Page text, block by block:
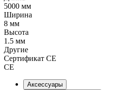
5000 мм
Ширина
8 мм
Высота
1.5 мм
Другие
Сертификат CE
CE
Аксессуары